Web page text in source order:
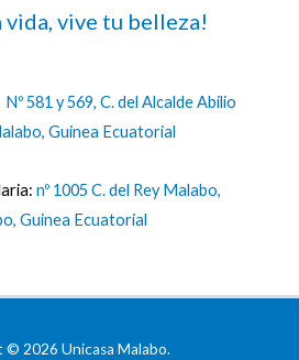
vive tu belleza!
Nº 581 y 569, C. del Alcalde Abilio
Guinea Ecuatorial
nº 1005 C. del Rey Malabo,
Guinea Ecuatorial
© 2026 Unicasa Malabo.